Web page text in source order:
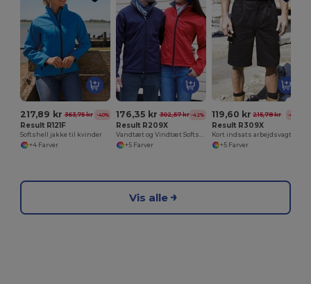
217,89 kr 363,75 kr -40%
Result R121F
Softshell jakke til kvinder
+4 Farver
176,35 kr 302,57 kr -42%
Result R209X
Vandtæt og Vindtæt Softshell Jakke til Damer
+5 Farver
119,60 kr 215,78 kr -45%
Result R309X
Kort indsats arbejdsvagt
+5 Farver
Vis alle